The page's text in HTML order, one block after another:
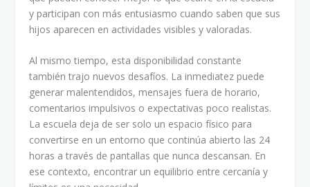
y participan con más entusiasmo cuando saben que sus
hijos aparecen en actividades visibles y valoradas.
Al mismo tiempo, esta disponibilidad constante
también trajo nuevos desafíos. La inmediatez puede
generar malentendidos, mensajes fuera de horario,
comentarios impulsivos o expectativas poco realistas.
La escuela deja de ser solo un espacio físico para
convertirse en un entorno que continúa abierto las 24
horas a través de pantallas que nunca descansan. En
ese contexto, encontrar un equilibrio entre cercanía y